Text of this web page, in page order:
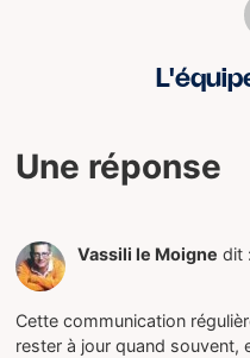
Une réponse
Vassili le Moigne dit :
Cette communication
rester à jour quand souvent,